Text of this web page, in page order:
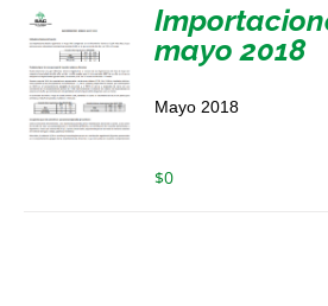
mayo 2018
Mayo 2018
$0